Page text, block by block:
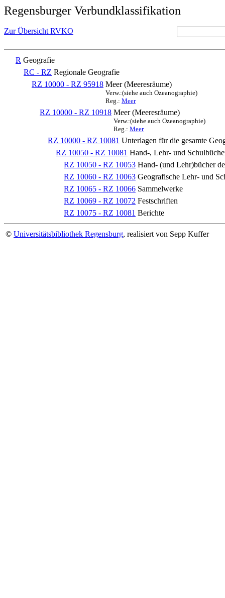
Regensburger Verbundklassifikation
Zur Übersicht RVKO
R Geografie
RC - RZ Regionale Geografie
RZ 10000 - RZ 95918 Meer (Meeresräume)
Verw.:(siehe auch Ozeanographie)
Reg.: Meer
RZ 10000 - RZ 10918 Meer (Meeresräume)
Verw.:(siehe auch Ozeanographie)
Reg.: Meer
RZ 10000 - RZ 10081 Unterlagen für die gesamte
RZ 10050 - RZ 10081 Hand-, Lehr- und
RZ 10050 - RZ 10053 Hand- (und Lehr)bücher
RZ 10060 - RZ 10063 Geografische Lehr- und
RZ 10065 - RZ 10066 Sammelwerke
RZ 10069 - RZ 10072 Festschriften
RZ 10075 - RZ 10081 Berichte
© Universitätsbibliothek Regensburg, realisiert von Sepp Kuffer